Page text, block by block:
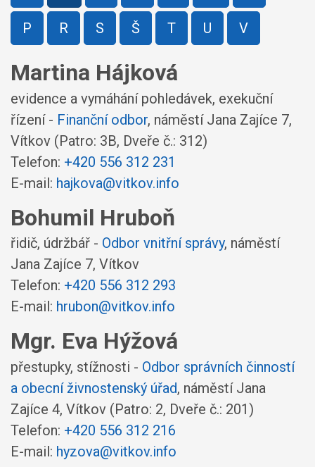
P R S Š T U V
Martina Hájková
evidence a vymáhání pohledávek, exekuční
řízení - Finanční odbor, náměstí Jana Zajíce 7,
Vítkov (Patro: 3B, Dveře č.: 312)
Telefon: +420 556 312 231
E-mail: hajkova@vitkov.info
Bohumil Hruboň
řidič, údržbář - Odbor vnitřní správy, náměstí
Jana Zajíce 7, Vítkov
Telefon: +420 556 312 293
E-mail: hrubon@vitkov.info
Mgr. Eva Hýžová
přestupky, stížnosti - Odbor správních činností
a obecní živnostenský úřad, náměstí Jana
Zajíce 4, Vítkov (Patro: 2, Dveře č.: 201)
Telefon: +420 556 312 216
E-mail: hyzova@vitkov.info